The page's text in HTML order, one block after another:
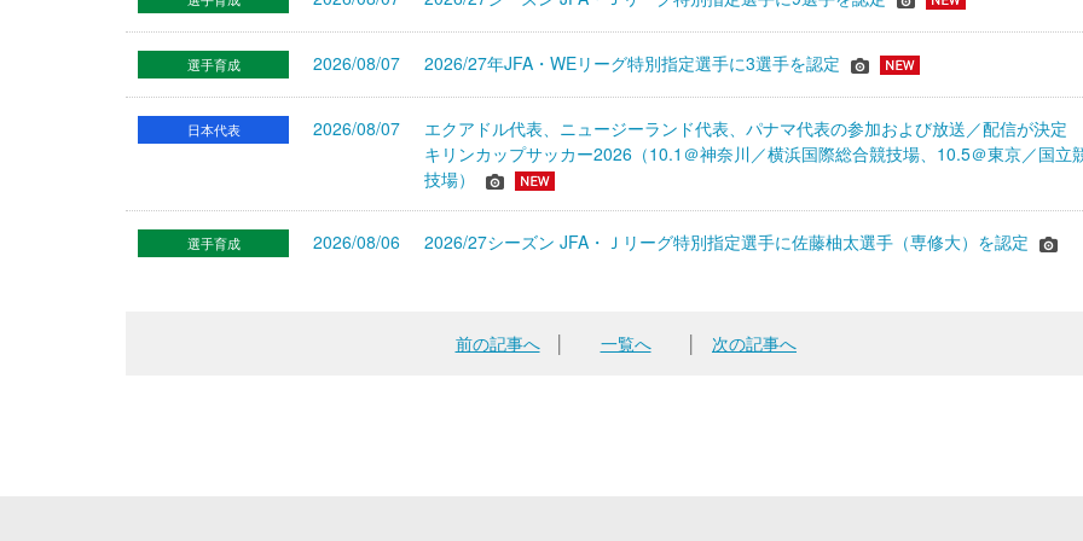
選手育成 2026/08/07 2026/27年JFA・WEリーグ特別指定選手に3選手を認定
日本代表 2026/08/07
エクアドル代表、ニュージーランド代表、パナマ代表の参加および放送／配信が決定
キリンカップサッカー2026（10.1＠神奈川／横浜国際総合競技場、10.5＠東京／国立
技場）
選手育成 2026/08/06 2026/27シーズン JFA・Ｊリーグ特別指定選手に佐藤柚太選手（専修大）を認定
前の記事へ│ 一覧へ 次の記事へ